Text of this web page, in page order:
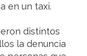
en un taxi.
distintos
la denuncia